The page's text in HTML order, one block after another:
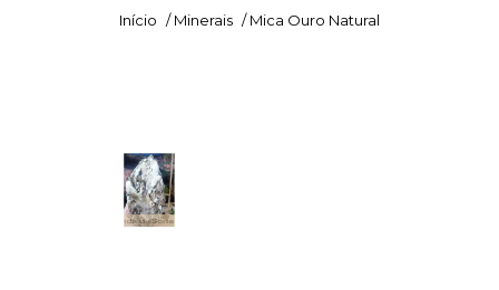
Início / Minerais / Mica Ouro Natural